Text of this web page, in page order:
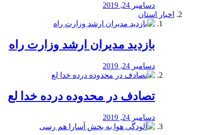
دسامبر 24, 2019
اخبار استان
بازدید مدیران ارشد وزارت راه
دسامبر 24, 2019
تصادف در محدوده درده خدا لع
دسامبر 24, 2019